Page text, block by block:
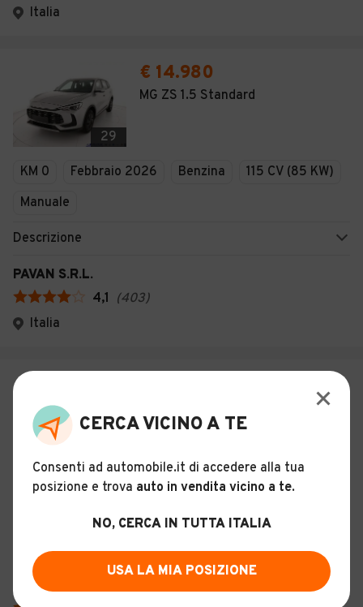
Italia
29
€ 14.980
MG ZS 1.5 Standard
KM 0 Febbraio 2026 Benzina
115 CV (85 KW)
Manuale
Descrizione
PAVAN S.R.L.
4,1 (403)
Italia
KM 0 Gennaio 2026 Benzina
115 CV (85 KW)
Descrizione
PAVAN S.R.L.
CERCA VICINO A TE
Consenti ad automobile.it di accedere alla tua
posizione e trova auto in vendita vicino a te.
NO, CERCA IN TUTTA ITALIA
USA LA MIA POSIZIONE